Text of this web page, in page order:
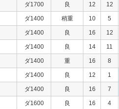
ダ1700 良 12 12
ダ1400 稍重 10 5
ダ1400 良 16 12
ダ1400 良 14 11
ダ1400 重 16 8
ダ1400 良 12 1
ダ1400 良 16 7
ダ1600 良 16 4